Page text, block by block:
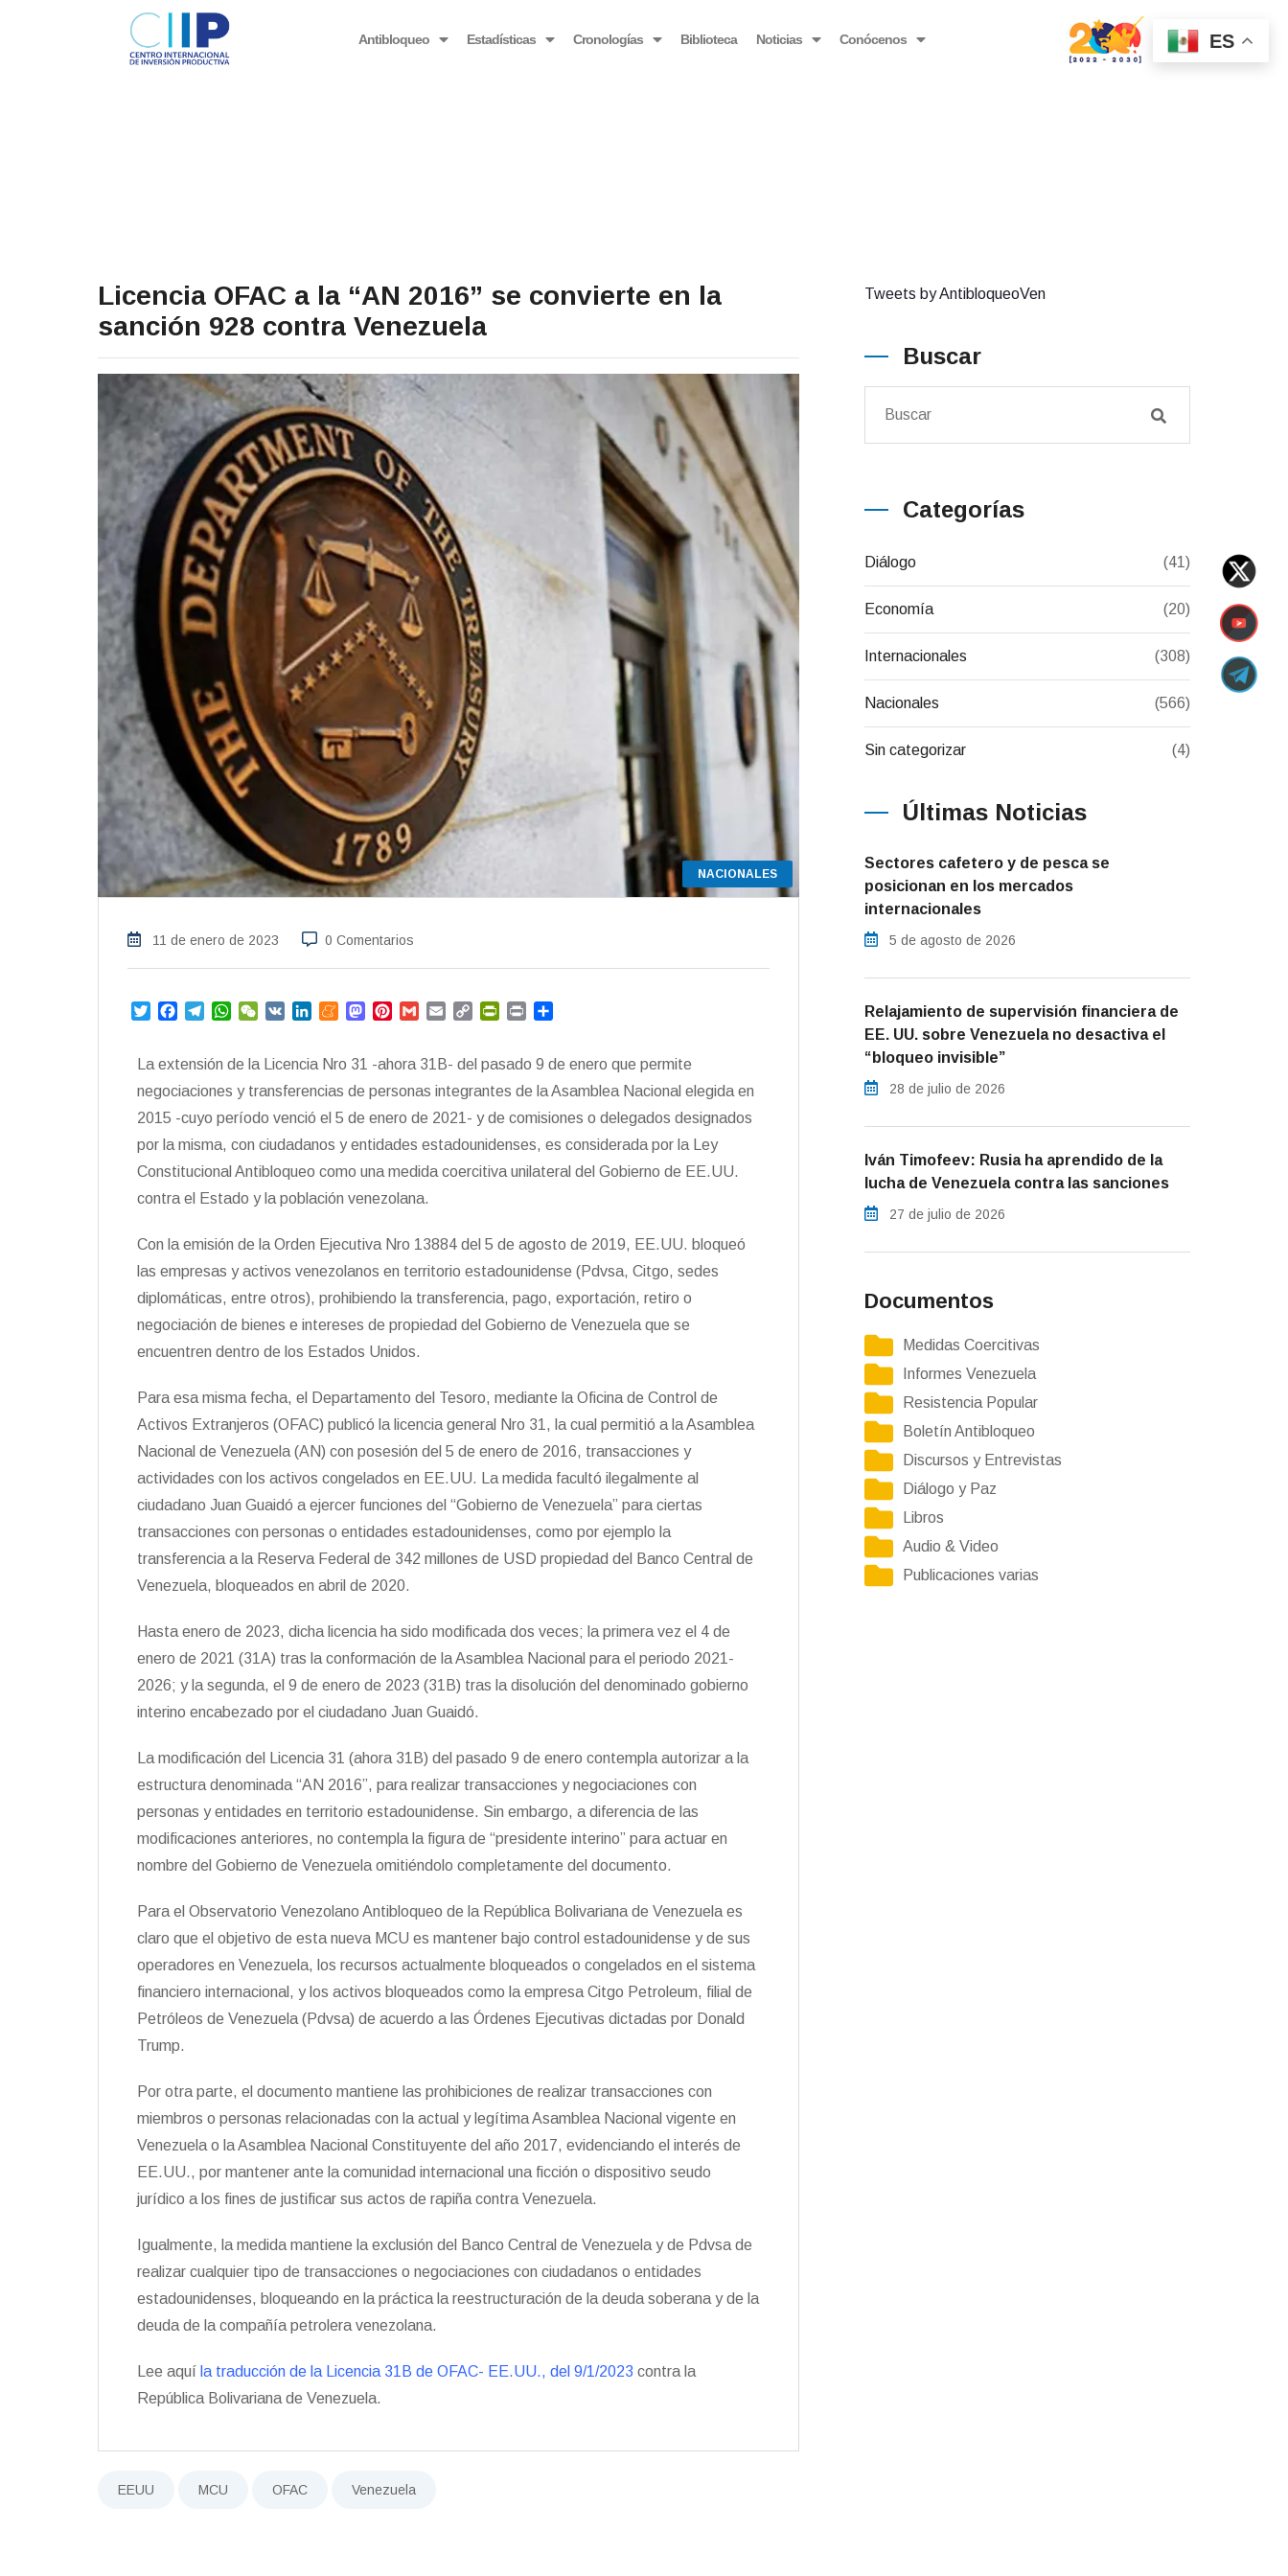
Antibloqueo Estadísticas Cronologías Biblioteca Noticias Conócenos
Licencia OFAC a la “AN 2016” se convierte en la
sanción 928 contra Venezuela
NACIONALES
11 de enero de 2023 0 Comentarios
T
t
t
r
e
b
o
k
e
g
a
m
W
t
s
p
p
W
h
a
k
e
I
n
M
e
a
e
M
t
o
o
n
t
e
e
s
t
G
i
l
i
l
y
L
n
k
n
t
r
i
e
y
n
t
p
a
t
i
r
La extensión de la Licencia Nro 31 -ahora 31B- del pasado 9 de enero que permite
negociaciones y transferencias de personas integrantes de la Asamblea Nacional elegida en
2015 -cuyo período venció el 5 de enero de 2021- y de comisiones o delegados designados
por la misma, con ciudadanos y entidades estadounidenses, es considerada por la Ley
Constitucional Antibloqueo como una medida coercitiva unilateral del Gobierno de EE.UU.
contra el Estado y la población venezolana.
Con la emisión de la Orden Ejecutiva Nro 13884 del 5 de agosto de 2019, EE.UU. bloqueó
las empresas y activos venezolanos en territorio estadounidense (Pdvsa, Citgo, sedes
diplomáticas, entre otros), prohibiendo la transferencia, pago, exportación, retiro o
negociación de bienes e intereses de propiedad del Gobierno de Venezuela que se
encuentren dentro de los Estados Unidos.
Para esa misma fecha, el Departamento del Tesoro, mediante la Oficina de Control de
Activos Extranjeros (OFAC) publicó la licencia general Nro 31, la cual permitió a la Asamblea
Nacional de Venezuela (AN) con posesión del 5 de enero de 2016, transacciones y
actividades con los activos congelados en EE.UU. La medida facultó ilegalmente al
ciudadano Juan Guaidó a ejercer funciones del “Gobierno de Venezuela” para ciertas
transacciones con personas o entidades estadounidenses, como por ejemplo la
transferencia a la Reserva Federal de 342 millones de USD propiedad del Banco Central de
Venezuela, bloqueados en abril de 2020.
Hasta enero de 2023, dicha licencia ha sido modificada dos veces; la primera vez el 4 de
enero de 2021 (31A) tras la conformación de la Asamblea Nacional para el periodo 2021-
2026; y la segunda, el 9 de enero de 2023 (31B) tras la disolución del denominado gobierno
interino encabezado por el ciudadano Juan Guaidó.
La modificación del Licencia 31 (ahora 31B) del pasado 9 de enero contempla autorizar a la
estructura denominada “AN 2016”, para realizar transacciones y negociaciones con
personas y entidades en territorio estadounidense. Sin embargo, a diferencia de las
modificaciones anteriores, no contempla la figura de “presidente interino” para actuar en
nombre del Gobierno de Venezuela omitiéndolo completamente del documento.
Para el Observatorio Venezolano Antibloqueo de la República Bolivariana de Venezuela es
claro que el objetivo de esta nueva MCU es mantener bajo control estadounidense y de sus
operadores en Venezuela, los recursos actualmente bloqueados o congelados en el sistema
financiero internacional, y los activos bloqueados como la empresa Citgo Petroleum, filial de
Petróleos de Venezuela (Pdvsa) de acuerdo a las Órdenes Ejecutivas dictadas por Donald
Trump.
Por otra parte, el documento mantiene las prohibiciones de realizar transacciones con
miembros o personas relacionadas con la actual y legítima Asamblea Nacional vigente en
Venezuela o la Asamblea Nacional Constituyente del año 2017, evidenciando el interés de
EE.UU., por mantener ante la comunidad internacional una ficción o dispositivo seudo
jurídico a los fines de justificar sus actos de rapiña contra Venezuela.
Igualmente, la medida mantiene la exclusión del Banco Central de Venezuela y de Pdvsa de
realizar cualquier tipo de transacciones o negociaciones con ciudadanos o entidades
estadounidenses, bloqueando en la práctica la reestructuración de la deuda soberana y de la
deuda de la compañía petrolera venezolana.
Lee aquí la traducción de la Licencia 31B de OFAC- EE.UU., del 9/1/2023 contra la
República Bolivariana de Venezuela.
EEUU MCU OFAC Venezuela
Tweets by AntibloqueoVen
Buscar
Categorías
Diálogo (41)
Economía (20)
Internacionales (308)
Nacionales (566)
Sin categorizar (4)
Últimas Noticias
Sectores cafetero y de pesca se
posicionan en los mercados
internacionales
5 de agosto de 2026
Relajamiento de supervisión financiera de
EE. UU. sobre Venezuela no desactiva el
“bloqueo invisible”
28 de julio de 2026
Iván Timofeev: Rusia ha aprendido de la
lucha de Venezuela contra las sanciones
27 de julio de 2026
Documentos
Medidas Coercitivas
Informes Venezuela
Resistencia Popular
Boletín Antibloqueo
Discursos y Entrevistas
Diálogo y Paz
Libros
Audio & Video
Publicaciones varias
ES